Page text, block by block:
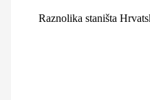
Raznolika staništa